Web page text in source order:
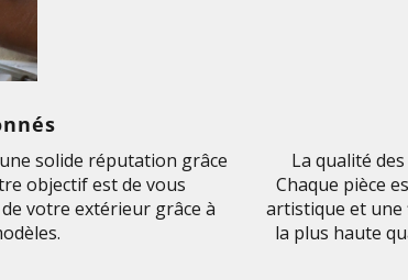
solide réputation grâce
objectif est de vous
votre extérieur grâce à
La qualité
Chaque pièce
artistique et une
la plus haute